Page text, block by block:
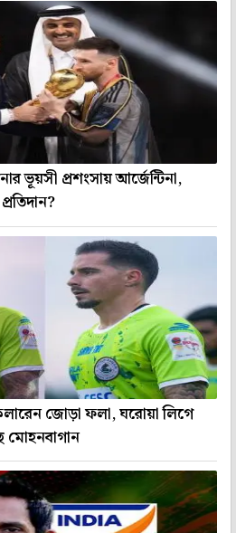
ভূয়সী প্রশংসায় আর্জেন্টিনা,
জোড়া ফলা, ঘরোয়া লিগে
মোহনবাগান